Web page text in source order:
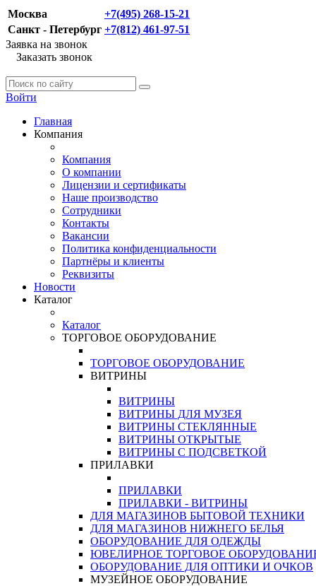
Москва
+7(495) 268-15-21
Санкт - Петербург +7(812) 461-97-51
Заявка на звонок
Заказать звонок
Войти
Главная
Компания
Компания
О компании
Лицензии и сертификаты
Наше производство
Сотрудники
Контакты
Вакансии
Политика конфиденциальности
Партнёры и клиенты
Реквизиты
Новости
Каталог
Каталог
ТОРГОВОЕ ОБОРУДОВАНИЕ
ТОРГОВОЕ ОБОРУДОВАНИЕ
ВИТРИНЫ
ВИТРИНЫ
ВИТРИНЫ ДЛЯ МУЗЕЯ
ВИТРИНЫ СТЕКЛЯННЫЕ
ВИТРИНЫ ОТКРЫТЫЕ
ВИТРИНЫ С ПОДСВЕТКОЙ
ПРИЛАВКИ
ПРИЛАВКИ
ПРИЛАВКИ - ВИТРИНЫ
ДЛЯ МАГАЗИНОВ БЫТОВОЙ ТЕХНИКИ
ДЛЯ МАГАЗИНОВ НИЖНЕГО БЕЛЬЯ
ОБОРУДОВАНИЕ ДЛЯ ОДЕЖДЫ
ЮВЕЛИРНОЕ ТОРГОВОЕ
ОБОРУДОВАНИЕ ДЛЯ ОПТИКИ И ОЧКОВ
МУЗЕЙНОЕ ОБОРУДОВАНИЕ